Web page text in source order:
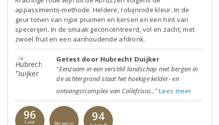
appassimento-methode. Heldere, robijnrode kleur. In de
geur tonen van rijpe pruimen en kersen en een hint van
specerijen. In de smaak geconcentreerd, vol en zacht, met
zwoel fruit en een aanhoudende afdronk.
Getest door Hubrecht Duijker
"Eenzaam in een verstild landschap met bergen in
de achtergrond staat het hoekige kelder- en
ontvangstcomplex van Collefrisio..."Lees meer
96
Luca
Perswijn
94